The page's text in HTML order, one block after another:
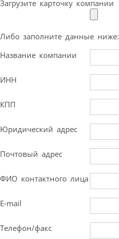
Загрузите карточку компании
Либо заполните данные ниже:
Название компании
ИНН
КПП
Юридический адрес
Почтовый адрес
ФИО контактного лица
E-mail
Телефон/факс